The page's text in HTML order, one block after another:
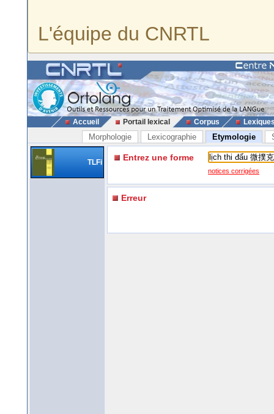
L'équipe du CNRTL
Accueil Portail lexical Corpus
Morphologie Lexicographie Etymologie
TLFi Entrez une forme
notices corrigées
Erreur